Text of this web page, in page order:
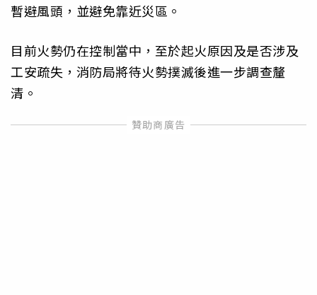
暫避風頭，並避免靠近災區。
目前火勢仍在控制當中，至於起火原因及是否涉及
工安疏失，消防局將待火勢撲滅後進一步調查釐
清。